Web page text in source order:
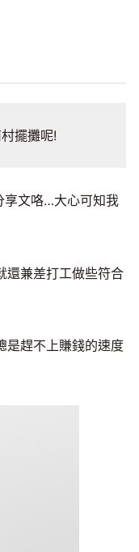
擺攤呢!
享文咯…大心可知我
還兼差打工做些符合
是趕不上賺錢的速度